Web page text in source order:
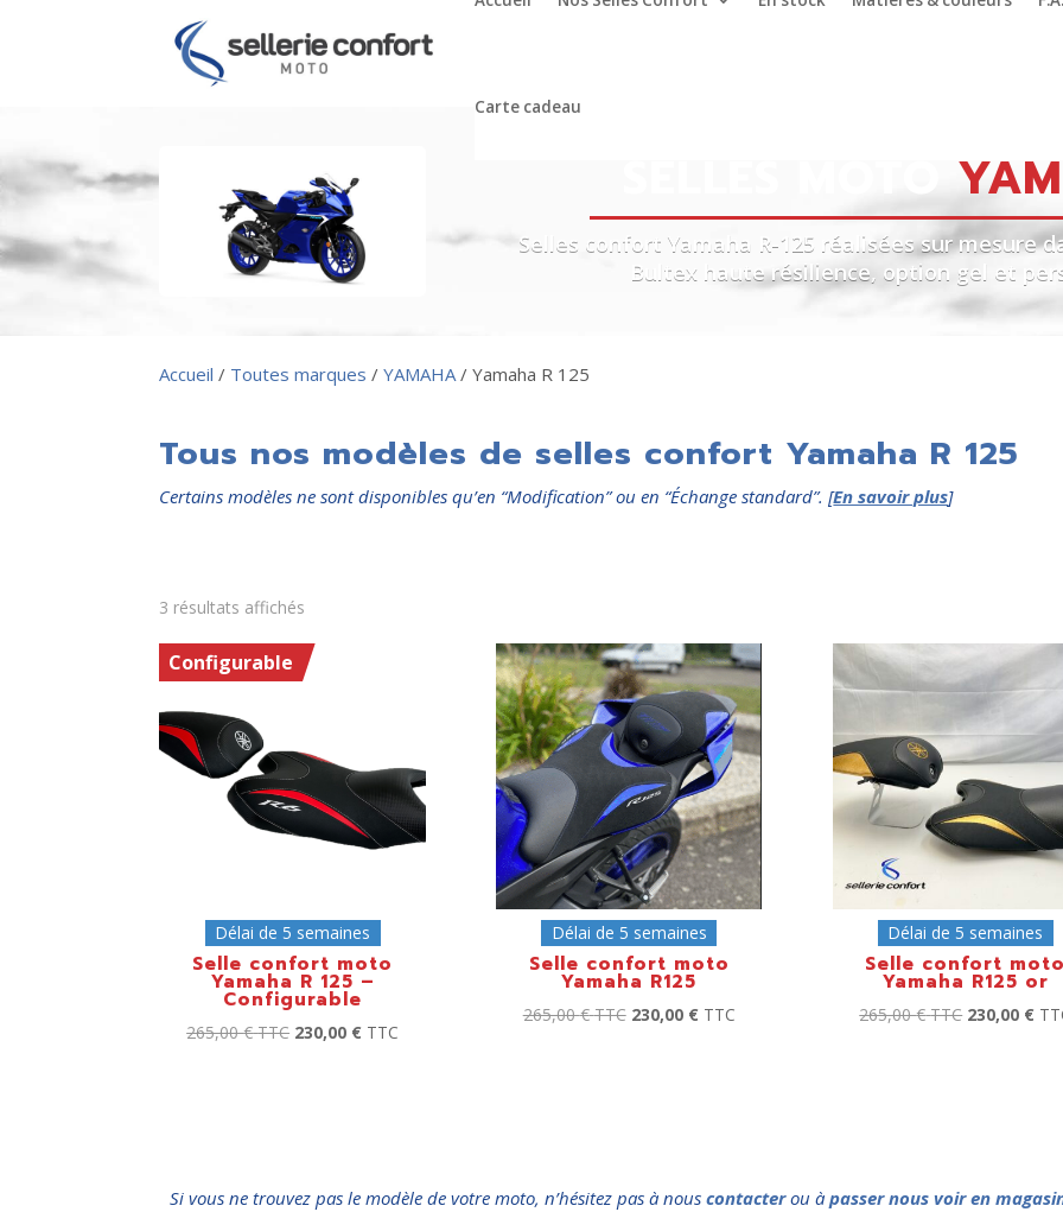
Carte cadeau
Selles confort Yamaha R-125 réalisées sur mesure
Bultex haute résilience, option gel et
Accueil / Toutes marques /YAMAHA/ Yamaha R 125
Tous nos modèles de selles confort Yamaha R 125
Certains modèles ne sont disponibles qu’en “Modification” ou en “Échange standard”. [En savoir plus]
3 résultats affichés
Configurable
Délai de 5 semaines
Selle confort moto
Yamaha R 125 –
Configurable
265,00€ TTC 230,00 € TTC
Délai de 5 semaines
Selle confort moto
Yamaha R125
265,00€ TTC 230,00 € TTC
Délai de 5 semaines
Selle confort
Yamaha R125 or
265,00€ TTC 230,00 €
Si vous ne trouvez pas le modèle de votre moto, n’hésitez pas à nous contacterou à passer nous voir en